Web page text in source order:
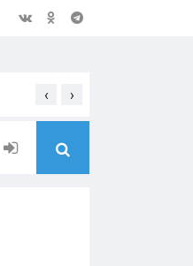
Открытое обращение
‹ ›